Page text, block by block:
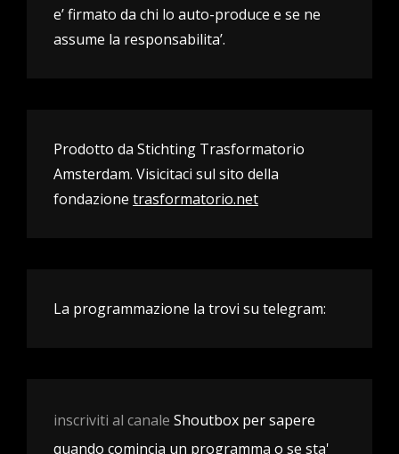
e’ firmato da chi lo auto-produce e se ne
assume la responsabilita’.
Prodotto da Stichting Trasformatorio
Amsterdam. Visicitaci sul sito della
fondazione trasformatorio.net
La programmazione la trovi su telegram:
inscriviti al canale Shoutbox per sapere
quando comincia un programma o se sta'